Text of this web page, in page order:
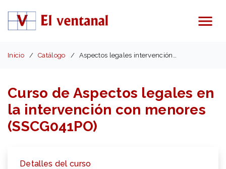
Menú
Inicio Catálogo Aspectos legales intervención menores (SSCG041PO)
Curso de Aspectos legales en
la intervención con menores
(SSCG041PO)
Detalles del curso